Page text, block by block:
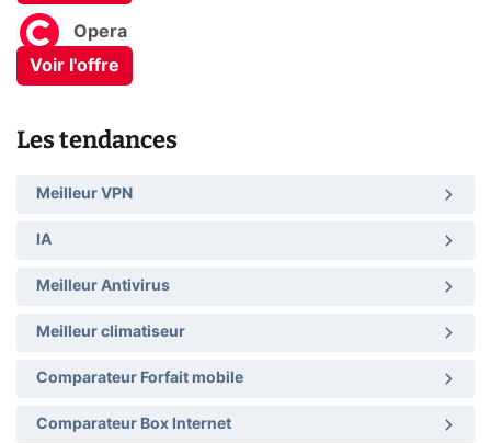
Opera
Voir l'offre
Les tendances
Meilleur VPN
IA
Meilleur Antivirus
Meilleur climatiseur
Comparateur Forfait mobile
Comparateur Box Internet